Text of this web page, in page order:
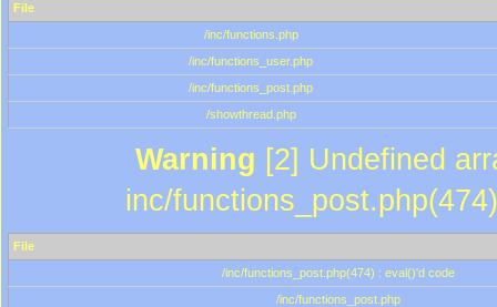
File
/inc/functions.php
/inc/functions_user.php
/inc/functions_post.php
/showthread.php
Warning [2] Undefined
inc/
File
/inc/functions_post.php(474) : eval()'d code
/inc/functions_post.php